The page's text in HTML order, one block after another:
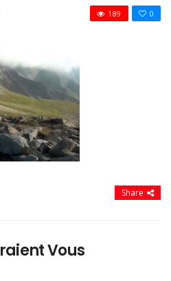
0
189
Share
Vous